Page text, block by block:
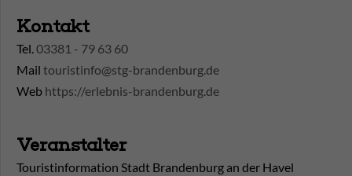
Kontakt
Tel.03381 - 79 63 60
Mail touristinfo@stg-brandenburg.de
Web https://erlebnis-brandenburg.de
Veranstalter
Touristinformation Stadt Brandenburg an der Havel